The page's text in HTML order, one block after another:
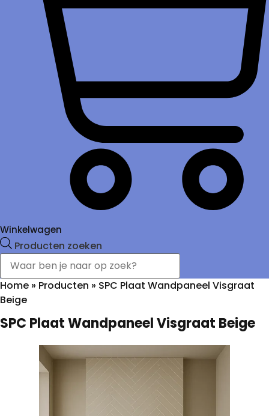
Winkelwagen
Producten zoeken
Home » Producten » SPC Plaat Wandpaneel Visgraat
Beige
SPC Plaat Wandpaneel Visgraat Beige